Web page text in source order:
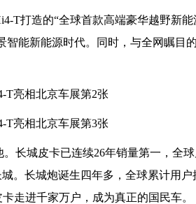
T打造的“全球首款高端豪华越野新
能新能源时代。同时，与全网瞩目
长城皮卡已连续26年销量第一，全
。长城炮诞生四年多，全球累计用
走进千家万户，成为真正的国民车。